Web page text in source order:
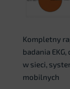
Kompletny
badania
w sieci,
mobilnych